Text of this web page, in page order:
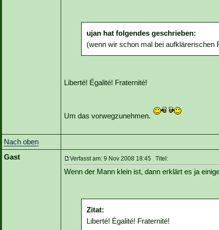
ujan hat folgendes geschrieben:
(wenn wir schon mal bei aufklärerischen
Liberté! Égalité! Fraternité!
Um das vorwegzunehmen.
Nach oben
Gast
Verfasst am: 9 Nov 2008 18:45 Titel:
Wenn der Mann klein ist, dann erklärt es ja
Zitat:
Liberté! Égalité! Fraternité!